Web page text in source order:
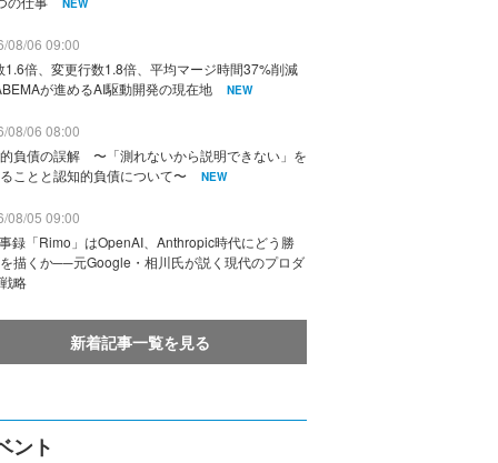
NEW
08/06 09:00
1.6倍、変更行数1.8倍、平均マージ時間37%削減
が進めるAI駆動開発の現在地
NEW
08/06 08:00
負債の誤解 〜「測れないから説明できない」を
ことと認知的負債について〜
NEW
08/05 09:00
録「Rimo」はOpenAI、Anthropic時代にどう勝
描くか──元Google・相川氏が説く現代のプロダ
略
新着記事一覧を見る
ント